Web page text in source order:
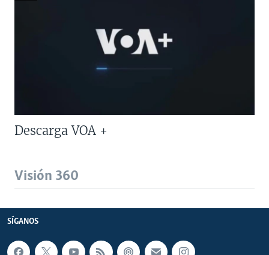
Descarga VOA +
Visión 360
SÍGANOS